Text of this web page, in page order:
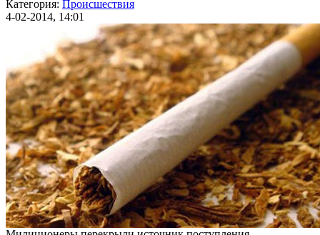
Категория: Происшествия
4-02-2014, 14:01